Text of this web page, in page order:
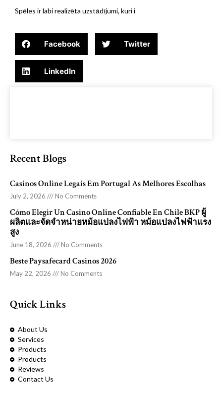
Spēles ir labi realizēta uzstādījumi, kuri i
Facebook Twitter
LinkedIn
Recent Blogs
Casinos Online Legais Em Portugal As Melhores Escolhas
July 2, 2026 No Comments
Cómo Elegir Un Casino Online Confiable En Chile BKP ผู้
ผลิตและจัดจำหน่ายหม้อแปลงไฟฟ้า หม้อแปลงไฟฟ้าแรง
สูง
June 18, 2026 No Comments
Beste Paysafecard Casinos 2026
May 22, 2026 No Comments
Quick Links
About Us
Services
Products
Products
Reviews
Contact Us